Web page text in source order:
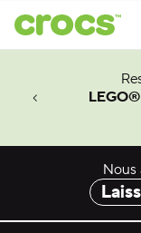
Man.
Nous